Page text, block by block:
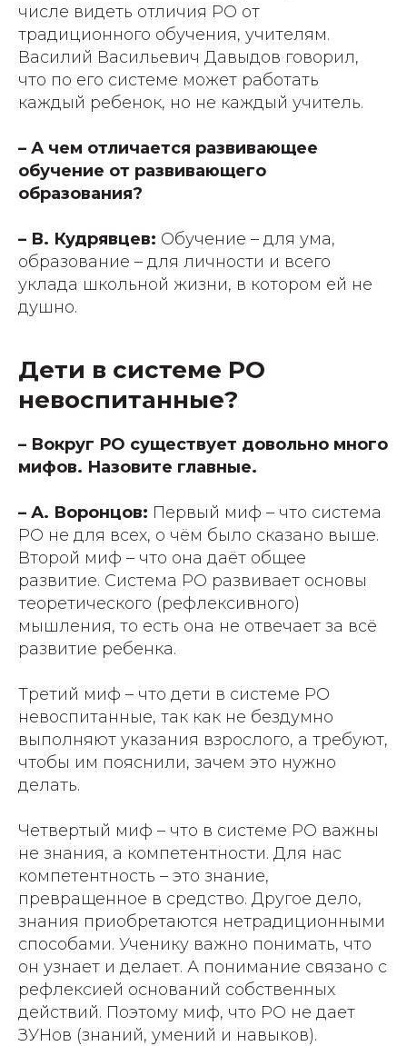
числе видеть отличия РО от
традиционного обучения, учителям.
Василий Васильевич Давыдов говорил,
что по его системе может работать
каждый ребенок, но не каждый учитель.
– А чем отличается развивающее
обучение от развивающего
образования?
– В. Кудрявцев: Обучение – для ума,
образование – для личности и всего
уклада школьной жизни, в котором ей не
душно.
Дети в системе РО
невоспитанные?
– Вокруг РО существует довольно много
мифов. Назовите главные.
– А. Воронцов: Первый миф – что система
РО не для всех, о чём было сказано выше.
Второй миф – что она даёт общее
развитие. Система РО развивает основы
теоретического (рефлексивного)
мышления, то есть она не отвечает за всё
развитие ребенка.
Третий миф – что дети в системе РО
невоспитанные, так как не бездумно
выполняют указания взрослого, а требуют,
чтобы им пояснили, зачем это нужно
делать.
Четвертый миф – что в системе РО важны
не знания, а компетентности. Для нас
компетентность – это знание,
превращенное в средство. Другое дело,
знания приобретаются нетрадиционными
способами. Ученику важно понимать, что
он узнает и делает. А понимание связано с
рефлексией оснований собственных
действий. Поэтому миф, что РО не дает
ЗУНов (знаний, умений и навыков).